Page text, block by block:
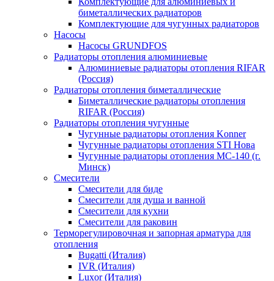
биметаллических радиаторов
Комплектующие для чугунных радиаторов
Насосы
Насосы GRUNDFOS
Радиаторы отопления алюминиевые
Алюминиевые радиаторы отопления RIFAR
(Россия)
Радиаторы отопления биметаллические
Биметаллические радиаторы отопления
RIFAR (Россия)
Радиаторы отопления чугунные
Чугунные радиаторы отопления Konner
Чугунные радиаторы отопления STI Нова
Чугунные радиаторы отопления МС-140 (г.
Минск)
Смесители
Смесители для биде
Смесители для душа и ванной
Смесители для кухни
Смесители для раковин
Терморегулировочная и запорная арматура для
отопления
Bugatti (Италия)
IVR (Италия)
Luxor (Италия)